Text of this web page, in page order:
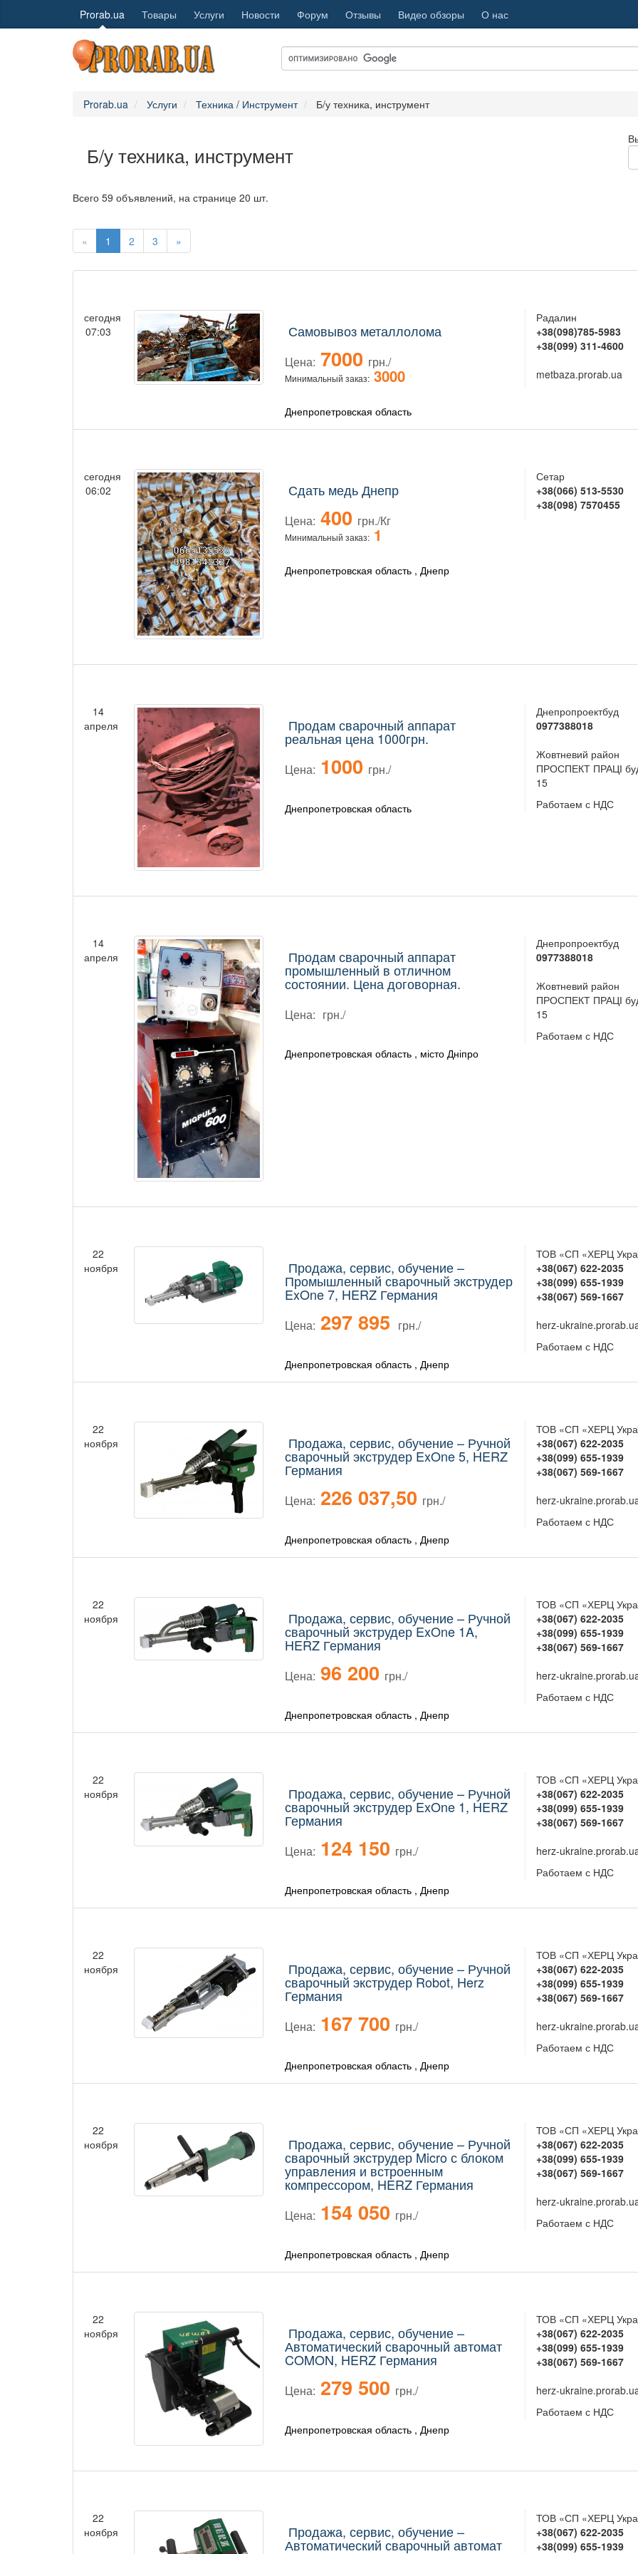
Prorab.ua Товары Услуги Новости Форум Отзывы Видео обзоры О нас
Prorab.ua Услуги Техника / Инструмент Б/у техника, инструмент
Б/у техника, инструмент
Всего 59 объявлений, на странице 20 шт.
« 1 2 3 »
сегодня
07:03
Самовывоз металлолома
Цена: 7000 грн./
Минимальный заказ: 3000
Днепропетровская область
Радалин
+38(098)785-5983
+38(099) 311-4600
metbaza.prorab.ua
сегодня
06:02
Сдать медь Днепр
Цена: 400 грн./Кг
Минимальный заказ: 1
Днепропетровская область , Днепр
Сетар
+38(066) 513-5530
+38(098) 7570455
14
апреля
Продам сварочный аппарат
реальная цена 1000грн.
Цена: 1000 грн./
Днепропетровская область
Днепропроектбуд
0977388018
Жовтневий район
ПРОСПЕКТ ПРАЦІ
15
Работаем с НДС
14
апреля
Продам сварочный аппарат
промышленный в отличном
состоянии. Цена договорная.
Цена: грн./
Днепропетровская область , місто Дніпро
Днепропроектбуд
0977388018
Жовтневий район
ПРОСПЕКТ ПРАЦІ
15
Работаем с НДС
22
ноября
Продажа, сервис, обучение –
Промышленный сварочный экструдер
ExOne 7, HERZ Германия
Цена: 297 895 грн./
Днепропетровская область , Днепр
ТОВ «СП «ХЕРЦ
+38(067) 622-2035
+38(099) 655-1939
+38(067) 569-1667
herz-
Работаем с НДС
22
ноября
Продажа, сервис, обучение – Ручной
сварочный экструдер ExOne 5, HERZ
Германия
Цена: 226 037,50 грн./
Днепропетровская область , Днепр
ТОВ «СП «ХЕРЦ
+38(067) 622-2035
+38(099) 655-1939
+38(067) 569-1667
herz-
Работаем с НДС
22
ноября
Продажа, сервис, обучение – Ручной
сварочный экструдер ExOne 1A,
HERZ Германия
Цена: 96 200 грн./
Днепропетровская область , Днепр
ТОВ «СП «ХЕРЦ
+38(067) 622-2035
+38(099) 655-1939
+38(067) 569-1667
herz-
Работаем с НДС
22
ноября
Продажа, сервис, обучение – Ручной
сварочный экструдер ExOne 1, HERZ
Германия
Цена: 124 150 грн./
Днепропетровская область , Днепр
ТОВ «СП «ХЕРЦ
+38(067) 622-2035
+38(099) 655-1939
+38(067) 569-1667
herz-
Работаем с НДС
22
ноября
Продажа, сервис, обучение – Ручной
сварочный экструдер Robot, Herz
Германия
Цена: 167 700 грн./
Днепропетровская область , Днепр
ТОВ «СП «ХЕРЦ
+38(067) 622-2035
+38(099) 655-1939
+38(067) 569-1667
herz-
Работаем с НДС
22
ноября
Продажа, сервис, обучение – Ручной
сварочный экструдер Micro с блоком
управления и встроенным
компрессором, HERZ Германия
Цена: 154 050 грн./
Днепропетровская область , Днепр
ТОВ «СП «ХЕРЦ
+38(067) 622-2035
+38(099) 655-1939
+38(067) 569-1667
herz-
Работаем с НДС
22
ноября
Продажа, сервис, обучение –
Автоматический сварочный автомат
COMON, HERZ Германия
Цена: 279 500 грн./
Днепропетровская область , Днепр
ТОВ «СП «ХЕРЦ
+38(067) 622-2035
+38(099) 655-1939
+38(067) 569-1667
herz-
Работаем с НДС
22
ноября
Продажа, сервис, обучение –
Автоматический сварочный автомат
ТОВ «СП «ХЕРЦ
+38(067) 622-2035
+38(099) 655-1939